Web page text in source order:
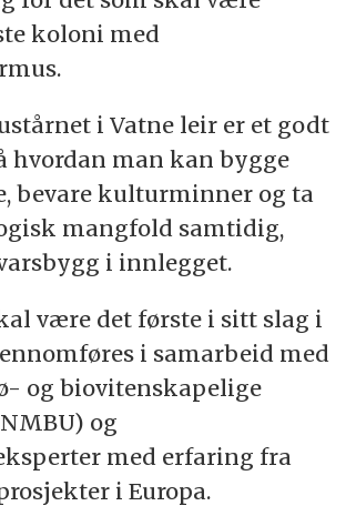
koloni med
i Vatne leir er et godt
hvordan man kan bygge
bevare kulturminner og ta
mangfold samtidig,
i innlegget.
være det første i sitt slag i
i samarbeid med
og biovitenskapelige
og
med erfaring fra
i Europa.